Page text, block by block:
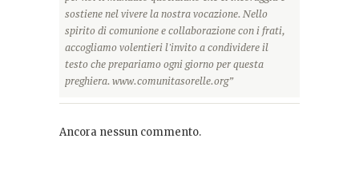
sostiene nel vivere la nostra vocazione. Nello
spirito di comunione e collaborazione con i frati,
accogliamo volentieri l'invito a condividere il
testo che prepariamo ogni giorno per questa
preghiera. www.comunitasorelle.org”
Ancora nessun commento.